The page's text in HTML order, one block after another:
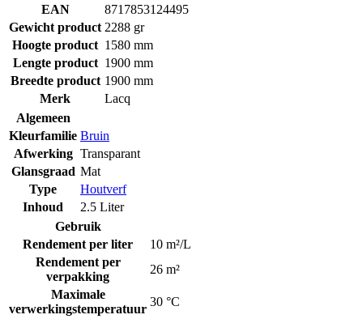
EAN
8717853124495
Gewicht product 2288 gr
Hoogte product 1580 mm
Lengte product 1900 mm
Breedte product 1900 mm
Merk
Lacq
Algemeen
Kleurfamilie Bruin
Afwerking Transparant
Glansgraad Mat
Type
Houtverf
Inhoud
2.5 Liter
Gebruik
Rendement per liter
10 m²/L
Rendement per
verpakking
26 m²
Maximale
verwerkingstemperatuur
30 °C